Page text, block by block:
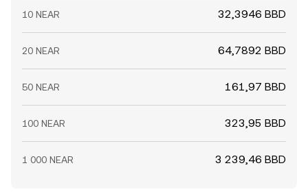
10 NEAR 32,3946 BBD
20 NEAR 64,7892 BBD
50 NEAR 161,97 BBD
100 NEAR 323,95 BBD
1 000 NEAR 3 239,46 BBD